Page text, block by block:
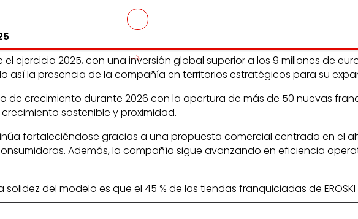
el ejercicio 2025, con una inversión global superior a los 9 millones de
así la presencia de la compañía en territorios estratégicos para su
de crecimiento durante 2026 con la apertura de más de 50 nuevas
sostenible y proximidad.
fortaleciéndose gracias a una propuesta comercial centrada en
Además, la compañía sigue avanzando en eficiencia
solidez del modelo es que el 45 % de las tiendas franquiciadas de